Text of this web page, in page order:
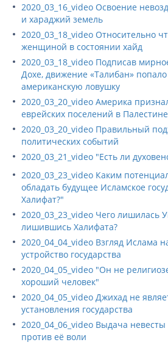
2020_03_16_video Освоение
и хараджий земель
2020_03_18_video Относительно
женщиной в состоянии хайд
2020_03_18_video Подписав
Дохе, движение «Талибан»
американскую ловушку
2020_03_20_video Америка
еврейских поселений в Палестине
2020_03_20_video Правильный
политических событий
2020_03_21_video "Есть ли
2020_03_23_video Каким
обладать будущее Исламское
Халифат?"
2020_03_23_video Чего лишилась
лишившись Халифата?
2020_04_04_video Взгляд Ислама
устройство государства
2020_04_05_video "Он не
хороший человек"
2020_04_05_video Джихад не
установления государства
2020_04_06_video Выдача
против её воли